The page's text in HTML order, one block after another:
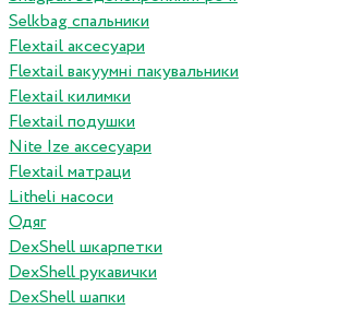
Selkbag спальники
Flextail аксесуари
Flextail вакуумні пакувальники
Flextail килимки
Flextail подушки
Nite Ize аксесуари
Flextail матраци
Litheli насоси
Одяг
DexShell шкарпетки
DexShell рукавички
DexShell шапки